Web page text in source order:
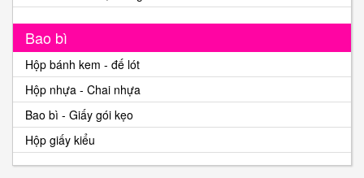
Bao bì
Hộp bánh kem - đế lót
Hộp nhựa - Chai nhựa
Bao bì - Giấy gói kẹo
Hộp giấy kiểu